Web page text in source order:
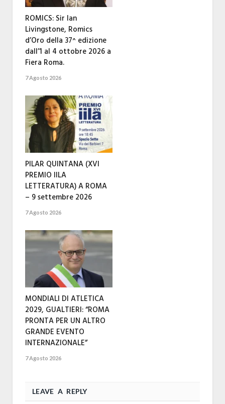
ROMICS: Sir Ian
Livingstone, Romics
d’Oro della 37^ edizione
dall’1 al 4 ottobre 2026 a
Fiera Roma.
7 Agosto 2026
PILAR QUINTANA (XVI
PREMIO IILA
LETTERATURA) A ROMA
– 9 settembre 2026
7 Agosto 2026
MONDIALI DI ATLETICA
2029, GUALTIERI: “ROMA
PRONTA PER UN ALTRO
GRANDE EVENTO
INTERNAZIONALE”
7 Agosto 2026
LEAVE A REPLY